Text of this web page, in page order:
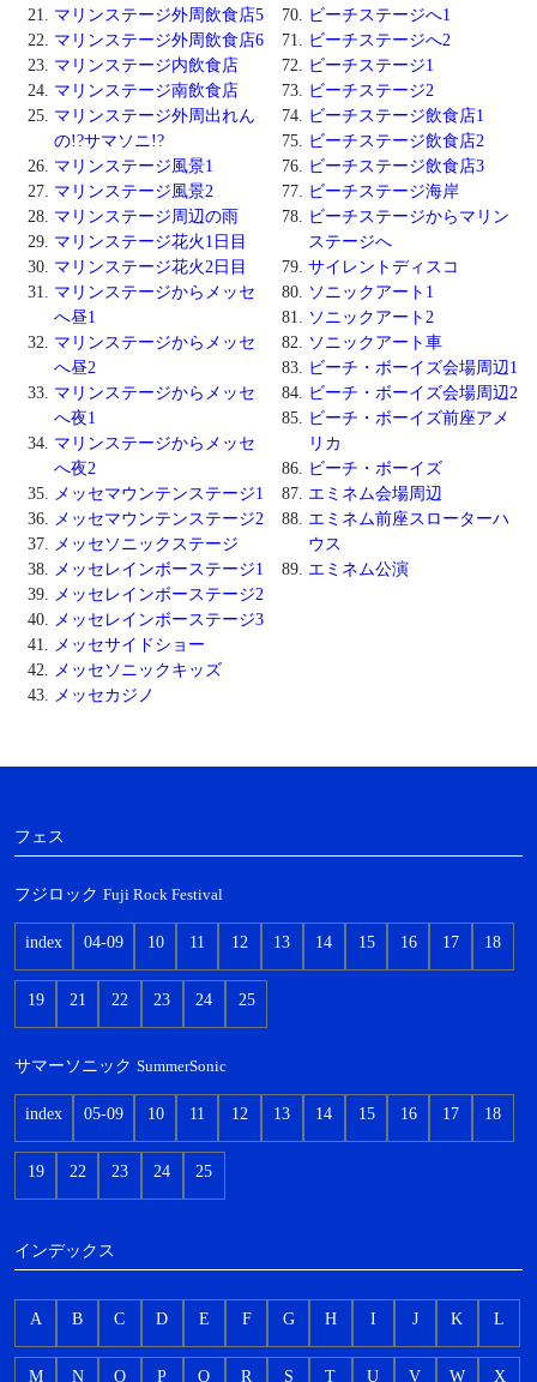
マリンステージ外周飲食店5
マリンステージ外周飲食店6
マリンステージ内飲食店
マリンステージ南飲食店
マリンステージ外周出れん
の!?サマソニ!?
マリンステージ風景1
マリンステージ風景2
マリンステージ周辺の雨
マリンステージ花火1日目
マリンステージ花火2日目
マリンステージからメッセ
へ昼1
マリンステージからメッセ
へ昼2
マリンステージからメッセ
へ夜1
マリンステージからメッセ
へ夜2
メッセマウンテンステージ1
メッセマウンテンステージ2
メッセソニックステージ
メッセレインボーステージ1
メッセレインボーステージ2
メッセレインボーステージ3
メッセサイドショー
メッセソニックキッズ
メッセカジノ
ビーチステージへ1
ビーチステージへ2
ビーチステージ1
ビーチステージ2
ビーチステージ飲食店1
ビーチステージ飲食店2
ビーチステージ飲食店3
ビーチステージ海岸
ビーチステージからマリン
ステージへ
サイレントディスコ
ソニックアート1
ソニックアート2
ソニックアート車
ビーチ・ボーイズ会場周辺1
ビーチ・ボーイズ会場周辺2
ビーチ・ボーイズ前座アメ
リカ
ビーチ・ボーイズ
エミネム会場周辺
エミネム前座スローターハ
ウス
エミネム公演
フェス
フジロック Fuji Rock Festival
index 04-09 10 11 12 13 14 15 16 17 18
19 21 22 23 24 25
サマーソニック SummerSonic
index 05-09 10 11 12 13 14 15 16 17 18
19 22 23 24 25
インデックス
A B C D E F G H I J K L
M N O P Q R S T U V W X